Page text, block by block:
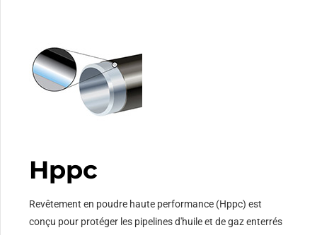
Hppc
Revêtement en poudre haute performance (Hppc) est
conçu pour protéger les pipelines d'huile et de gaz enterrés